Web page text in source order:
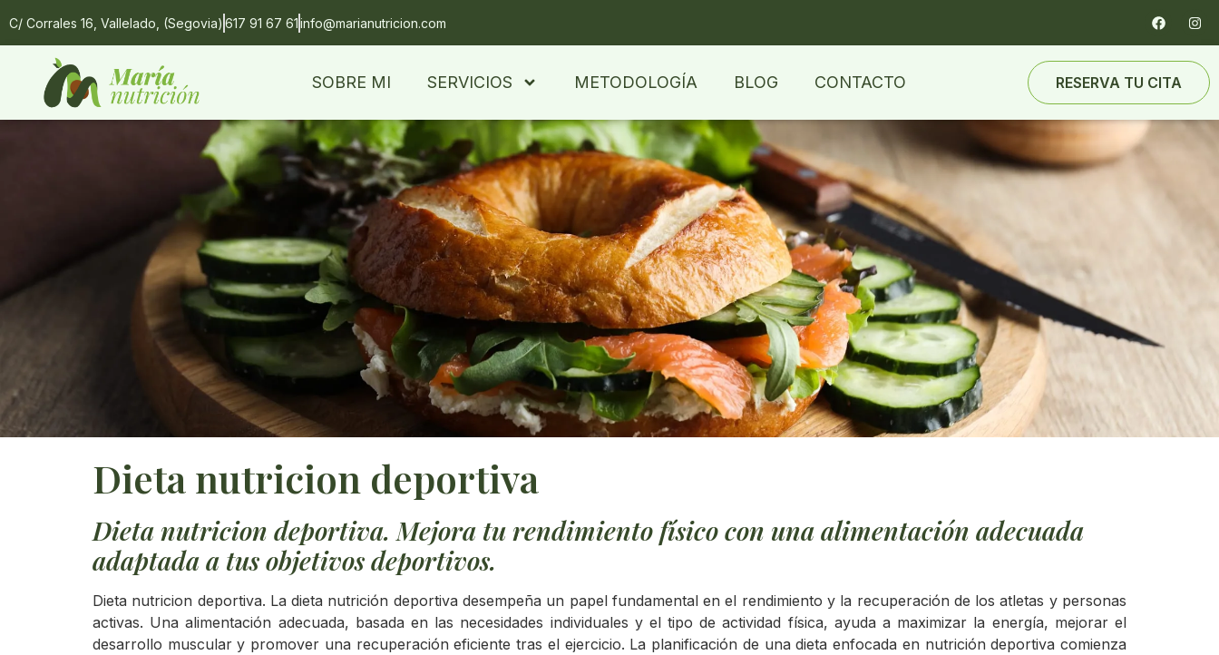
C/ Corrales 16, Vallelado, (Segovia) 617 91 67 61info@marianutricion.com
SOBRE MI SERVICIOS METODOLOGÍA BLOG CONTACTO RESERVA TU CITA
Dieta nutricion deportiva
Dieta nutricion deportiva. Mejora tu rendimiento físico con una alimentación adecuada
adaptada a tus objetivos deportivos.
Dieta nutricion deportiva. La dieta nutrición deportiva desempeña un papel fundamental en el rendimiento y la recuperación de los atletas y personas
activas. Una alimentación adecuada, basada en las necesidades individuales y el tipo de actividad física, ayuda a maximizar la energía, mejorar el
desarrollo muscular y promover una recuperación eficiente tras el ejercicio. La planificación de una dieta enfocada en nutrición deportiva comienza